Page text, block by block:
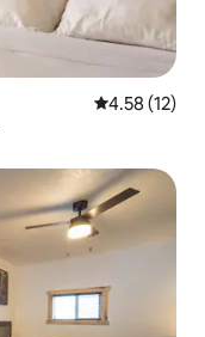
レビュー12
4.58 (12)